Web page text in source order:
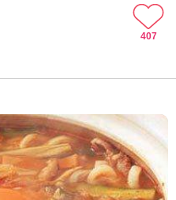
407